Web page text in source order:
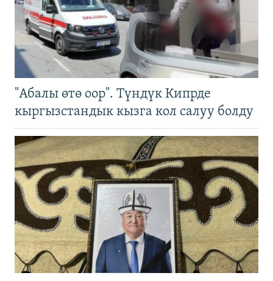
"Абалы өтө оор". Түндүк Кипрде
кыргызстандык кызга кол салуу болду